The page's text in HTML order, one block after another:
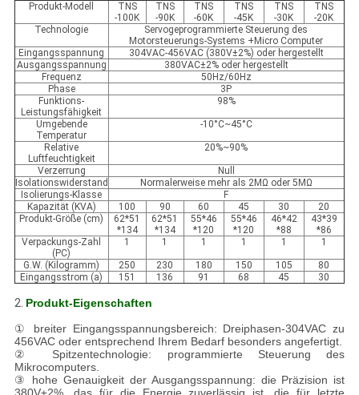
Produkt-Modell
TNS
-100K
TNS
-90K
TNS
-60K
TNS
-45K
TNS
-30K
TNS
-20K
Technologie
Servogeprogrammierte Steuerung des
Motorsteuerungs-Systems +Micro Computer
Eingangsspannung
304VAC-456VAC (380V±2%) oder hergestellt
Ausgangsspannung
380VAC±2% oder hergestellt
Frequenz
50Hz/60Hz
Phase
3P
Funktions-
Leistungsfähigkeit
98%
Umgebende
Temperatur
-10°C~45°C
Relative
Luftfeuchtigkeit
20%~90%
Verzerrung
Null
Isolationswiderstand
Normalerweise mehr als 2MΩ oder 5MΩ
Isolierungs-Klasse
F
Kapazität (KVA)
100 90 60 45 30
20
Produkt-Größe (cm)
62*51
*134
62*51
*134
55*46
*120
55*46
*120
46*42
*88
43*39
*86
Verpackungs-Zahl
(PC)
1 1 1 1 1 1
G.W. (Kilogramm) 250 230 180 150 105
80
Eingangsstrom (a)
151 136 91 68 45 30
2. Produkt-Eigenschaften
① breiter Eingangsspannungsbereich: Dreiphasen-304VAC zu
456VAC oder entsprechend Ihrem Bedarf besonders angefertigt.
② Spitzentechnologie: programmierte Steuerung des
Mikrocomputers.
③ hohe Genauigkeit der Ausgangsspannung: die Präzision ist